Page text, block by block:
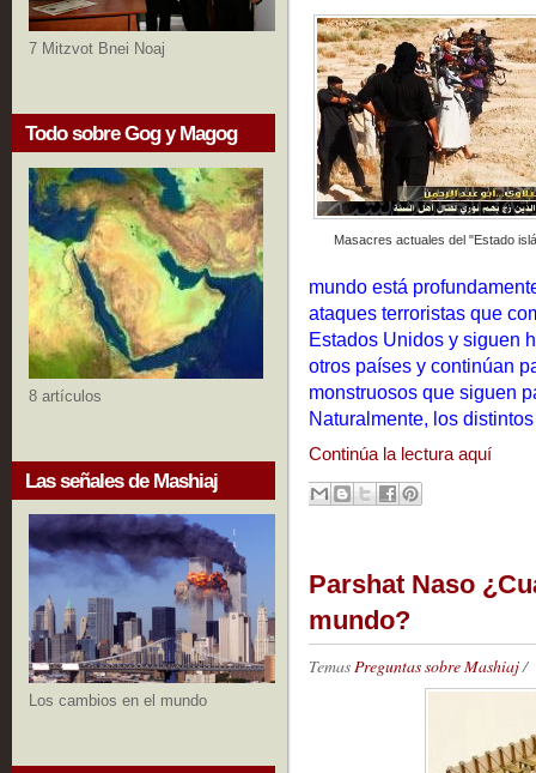
7 Mitzvot Bnei Noaj
Todo sobre Gog y Magog
8 artículos
Las señales de Mashiaj
Los cambios en el mundo
Masacres actuales del "Estado
mundo está
ataques terroristas que
Estados Unidos y siguen
otros países y continúan
monstruosos que siguen
Naturalmente, los
Continúa la lectura aquí
Parshat Naso
mundo?
TemasPreguntas sobre Mashiaj/